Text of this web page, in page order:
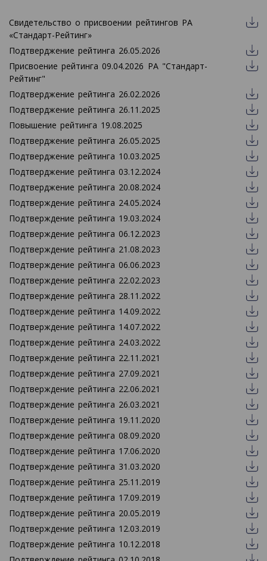
Свидетельство о присвоении рейтингов РА
«Стандарт-Рейтинг»
Подтверджение рейтинга 26.05.2026
Присвоение рейтинга 09.04.2026 РА "Стандарт-
Рейтинг"
Подтверджение рейтинга 26.02.2026
Подтверджение рейтинга 26.11.2025
Повышение рейтинга 19.08.2025
Подтверджение рейтинга 26.05.2025
Подтверджение рейтинга 10.03.2025
Подтверджение рейтинга 03.12.2024
Подтверджение рейтинга 20.08.2024
Подтверждение рейтинга 24.05.2024
Подтверждение рейтинга 19.03.2024
Подтверждение рейтинга 06.12.2023
Подтверждение рейтинга 21.08.2023
Подтверждение рейтинга 06.06.2023
Подтверждение рейтинга 22.02.2023
Подтверждение рейтинга 28.11.2022
Подтверждение рейтинга 14.09.2022
Подтверждение рейтинга 14.07.2022
Подтверждение рейтинга 24.03.2022
Подтверждение рейтинга 22.11.2021
Подтверждение рейтинга 27.09.2021
Подтверждение рейтинга 22.06.2021
Подтверждение рейтинга 26.03.2021
Подтверждение рейтинга 19.11.2020
Подтверждение рейтинга 08.09.2020
Подтверждение рейтинга 17.06.2020
Подтверждение рейтинга 31.03.2020
Подтверждение рейтинга 25.11.2019
Подтверждение рейтинга 17.09.2019
Подтверждение рейтинга 20.05.2019
Подтверждение рейтинга 12.03.2019
Подтверждение рейтинга 10.12.2018